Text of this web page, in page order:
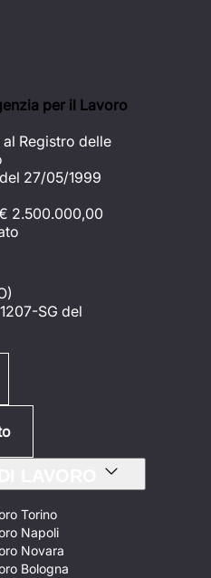
per il Lavoro
al Registro delle
27/05/1999
2.500.000,00
SG del
Torino
Napoli
Novara
Bologna